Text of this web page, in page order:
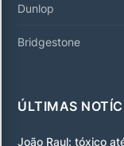
Dunlop
Bridgestone
ÚLTIMAS
João Raul: tóxico